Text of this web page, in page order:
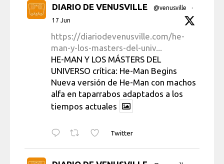
DIARIO DE VENUSVILLE @venusville
·
17 Jun
https://diariodevenusville.com/he-
man-y-los-masters-del-univ...
HE-MAN Y LOS MÁSTERS DEL
UNIVERSO crítica: He-Man Begins
Nueva versión de He-Man con machos
alfa en taparrabos adaptados a los
tiempos actuales
Twitter